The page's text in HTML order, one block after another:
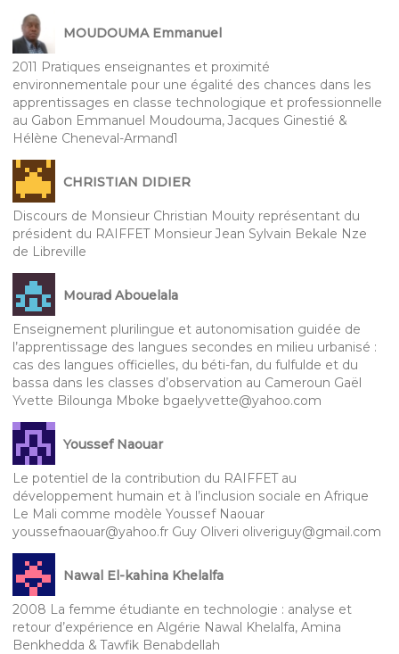
MOUDOUMA Emmanuel
2011 Pratiques enseignantes et proximité
environnementale pour une égalité des chances dans les
apprentissages en classe technologique et professionnelle
au Gabon Emmanuel Moudouma, Jacques Ginestié &
Hélène Cheneval-Armand1
CHRISTIAN DIDIER
Discours de Monsieur Christian Mouity représentant du
président du RAIFFET Monsieur Jean Sylvain Bekale Nze
de Libreville
Mourad Abouelala
Enseignement plurilingue et autonomisation guidée de
l’apprentissage des langues secondes en milieu urbanisé :
cas des langues officielles, du béti-fan, du fulfulde et du
bassa dans les classes d’observation au Cameroun Gaël
Yvette Bilounga Mboke bgaelyvette@yahoo.com
Youssef Naouar
Le potentiel de la contribution du RAIFFET au
développement humain et à l’inclusion sociale en Afrique
Le Mali comme modèle Youssef Naouar
youssefnaouar@yahoo.fr Guy Oliveri oliveriguy@gmail.com
Nawal El-kahina Khelalfa
2008 La femme étudiante en technologie : analyse et
retour d’expérience en Algérie Nawal Khelalfa, Amina
Benkhedda & Tawfik Benabdellah